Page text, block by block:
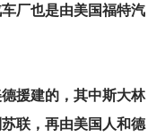
厂也是由美国福特汽
援建的，其中斯大林
联，再由美国人和德